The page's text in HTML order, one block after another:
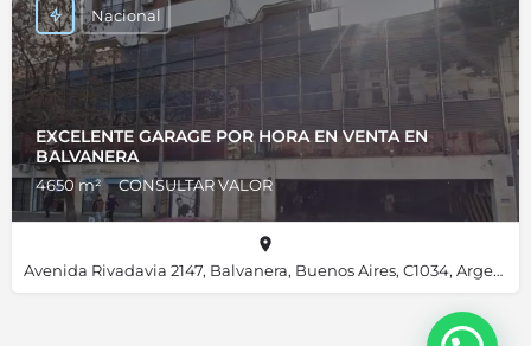
EXCELENTE GARAGE POR HORA EN VENTA EN
BALVANERA
4650 m² CONSULTAR VALOR
Nacional
Avenida Rivadavia 2147, Balvanera, Buenos Aires, C1034, Argentina, -34.60953, -58.39690